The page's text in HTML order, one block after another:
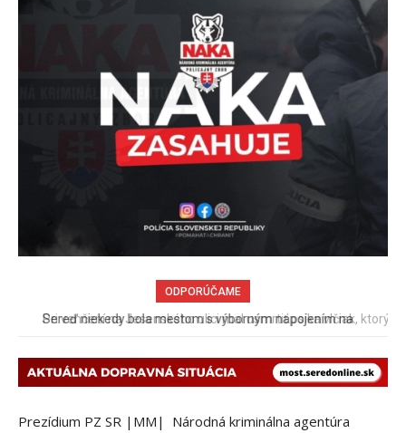
ODPORÚČAME
Pri venčení na Jesenského ulici mal usmrtiť psíka vlčiak, ktorý
Prezídium PZ SR |MM| Národná kriminálna agentúra